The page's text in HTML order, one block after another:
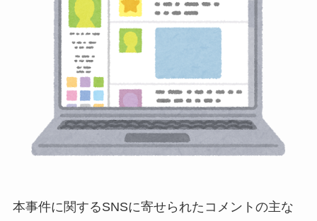
本事件に関するSNSに寄せられたコメントの主な